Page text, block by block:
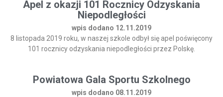
Apel z okazji 101 Rocznicy Odzyskania
Niepodległości
wpis dodano 12.11.2019
8 listopada 2019 roku, w naszej szkole odbył się apel poświęcony
101 rocznicy odzyskania niepodległości przez Polskę.
Powiatowa Gala Sportu Szkolnego
wpis dodano 08.11.2019